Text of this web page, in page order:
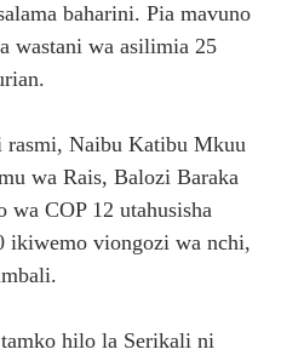
baharini. Pia mavuno
wastani wa asilimia 25
rasmi, Naibu Katibu Mkuu
wa Rais, Balozi Baraka
wa COP 12 utahusisha
ikiwemo viongozi wa nchi,
hilo la Serikali ni